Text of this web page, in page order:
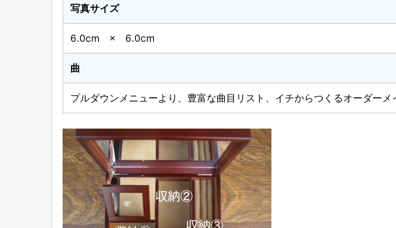
写真サイズ
6.0cm × 6.0cm
曲
プルダウンメニューより、豊富な曲目リスト、イチからつくるオーダーメ